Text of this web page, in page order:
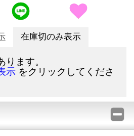
在庫切のみ表示
ます。
示 をクリックしてくださ